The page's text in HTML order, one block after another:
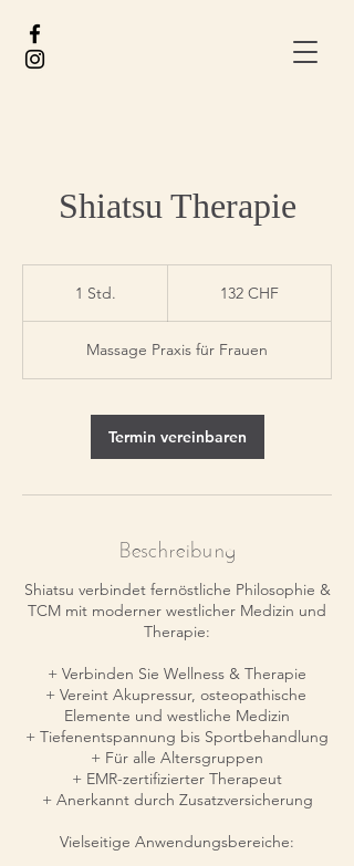
Shiatsu Therapie
1 Std.
d
132 CHF
Massage Praxis für Frauen
Termin vereinbaren
Beschreibung
Shiatsu verbindet fernöstliche Philosophie &
TCM mit moderner westlicher Medizin und
Therapie:
+ Verbinden Sie Wellness & Therapie
+ Vereint Akupressur, osteopathische
Elemente und westliche Medizin
+ Tiefenentspannung bis Sportbehandlung
+ Für alle Altersgruppen
+ EMR-zertifizierter Therapeut
+ Anerkannt durch Zusatzversicherung
Vielseitige Anwendungsbereiche: